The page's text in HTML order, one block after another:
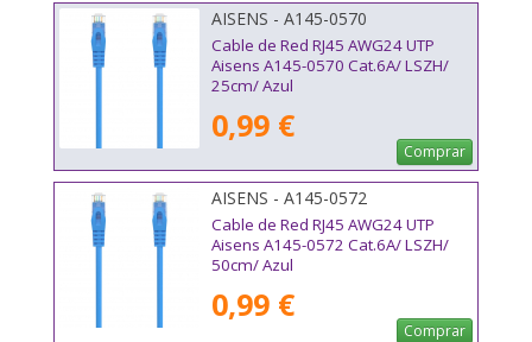
AISENS - A145-0570
Cable de Red RJ45 AWG24 UTP
Aisens A145-0570 Cat.6A/ LSZH/
25cm/ Azul
0,99 €
Comprar
AISENS - A145-0572
Cable de Red RJ45 AWG24 UTP
Aisens A145-0572 Cat.6A/ LSZH/
50cm/ Azul
0,99 €
Comprar